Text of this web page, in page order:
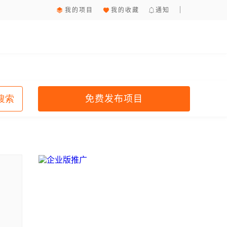
我的项目 我的收藏 通知
索 免费发布项目